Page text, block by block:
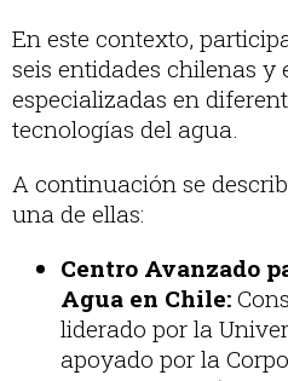
En este contexto,
seis entidades chilenas y
especializadas en
tecnologías del agua.
A continuación se
una de ellas:
Centro Avanzado
Agua en Chile:
liderado por la
apoyado por la